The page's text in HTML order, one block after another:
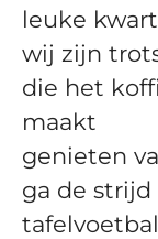
leuke
wij zijn
die het
maakt
genieten
ga de
tafelvoetbal